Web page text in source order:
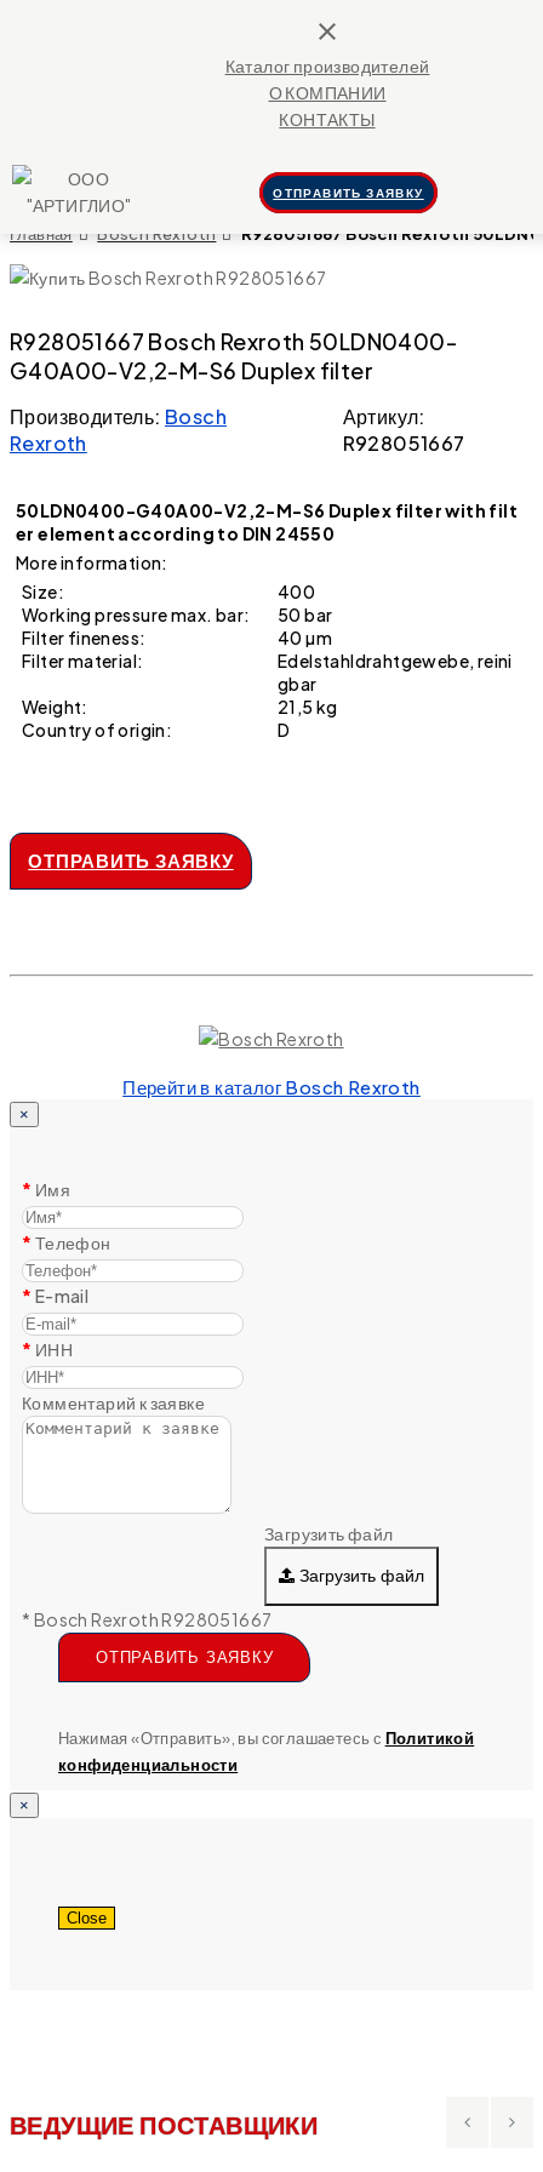
close
Каталог производителей
О КОМПАНИИ
КОНТАКТЫ
ОТПРАВИТЬ ЗАЯВКУ
Главная Bosch Rexroth R928051667 Bosch Rexroth
R928051667 Bosch Rexroth 50LDN0400-
G40A00-V2,2-M-S6 Duplex filter
Производитель: Bosch
Rexroth
Артикул:
R928051667
50LDN0400-G40A00-V2,2-M-S6 Duplex filter with filt
er element according to DIN 24550
More information:
Size:
400
Working pressure max. bar:
50 bar
Filter fineness:
40 µm
Filter material:
Edelstahldrahtgewebe, reini
gbar
Weight:
21,5 kg
Country of origin:
D
ОТПРАВИТЬ ЗАЯВКУ
Перейти в каталог Bosch Rexroth
×
Имя
Телефон
E-mail
ИНН
Комментарий к заявке
Загрузить файл
Загрузить файл
* Bosch Rexroth R928051667
ОТПРАВИТЬ ЗАЯВКУ
Нажимая «Отправить», вы соглашаетесь с Политикой
конфиденциальности
×
Close
ВЕДУЩИЕ ПОСТАВЩИКИ